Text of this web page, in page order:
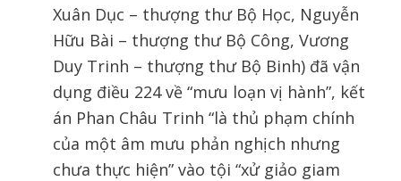
Xuân Dục – thượng thư Bộ Học, Nguyễn
Hữu Bài – thượng thư Bộ Công, Vương
Duy Trinh – thượng thư Bộ Binh) đã vận
dụng điều 224 về “mưu loạn vị hành”, kết
án Phan Châu Trinh “là thủ phạm chính
của một âm mưu phản nghịch nhưng
chưa thực hiện” vào tội “xử giảo giam